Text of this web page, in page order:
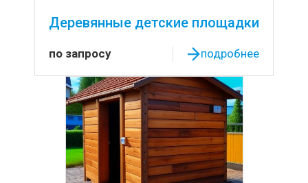
Деревянные детские площадки
по запросу подробнее